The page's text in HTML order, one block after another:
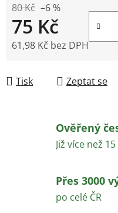
80 Kč –6 %
75 Kč
61,98 Kč bez DPH
Tisk Zeptat se
Ověřený
Již více než
Přes 3000
po celé ČR